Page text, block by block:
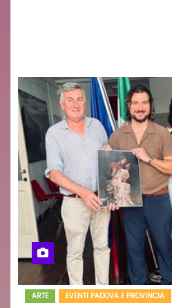
ARTE EVENTI PADOVA E PROVINCIA